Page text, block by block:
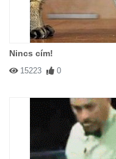
Nincs cím!
15223 0